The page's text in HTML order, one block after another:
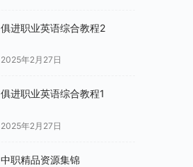
俱进职业英语综合教程2
2025年2月27日
俱进职业英语综合教程1
2025年2月27日
中职精品资源集锦